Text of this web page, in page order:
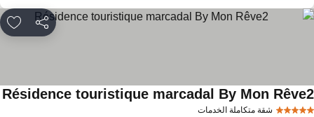
مشاركة
شقة متكاملة الخدمات
Résidence touristique marcadal By Mon